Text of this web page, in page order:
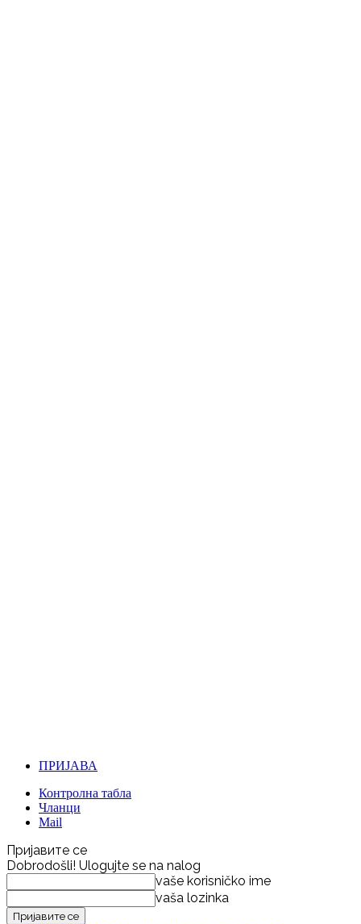
ПРИЈАВА
Контролна табла
Чланци
Mail
Пријавите се
Dobrodošli! Ulogujte se na nalog
vaše korisničko ime
vaša lozinka